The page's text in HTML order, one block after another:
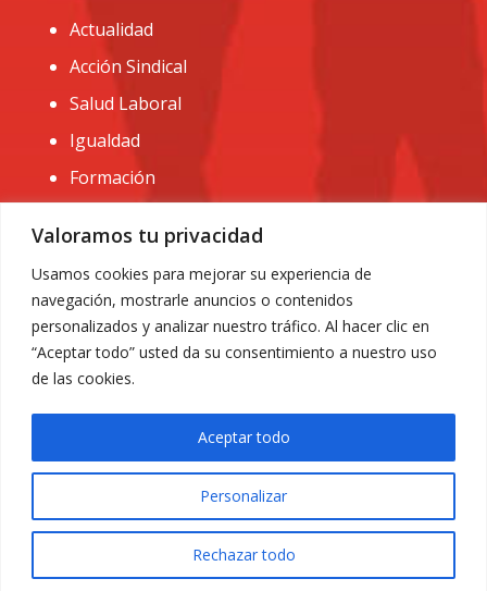
Valoramos tu privacidad
Usamos cookies para mejorar su experiencia de
navegación, mostrarle anuncios o contenidos
personalizados y analizar nuestro tráfico. Al hacer clic en
“Aceptar todo” usted da su consentimiento a nuestro uso
de las cookies.
Personalizar
Rechazar todo
Aceptar todo
Actualidad
Acción Sindical
Salud Laboral
Igualdad
Formación
CONTACTO:
administracion@usomurcia.org
968 25 01 20
C/ Huerto de las bombas nº6. 30009 Murcia
Privacidad|
© 2018 Todos los derechos reservados. Diseño web
ACRILONIA